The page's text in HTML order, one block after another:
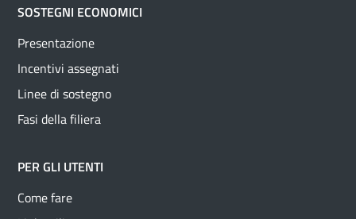
SOSTEGNI ECONOMICI
Presentazione
Incentivi assegnati
Linee di sostegno
Fasi della filiera
PER GLI UTENTI
Come fare